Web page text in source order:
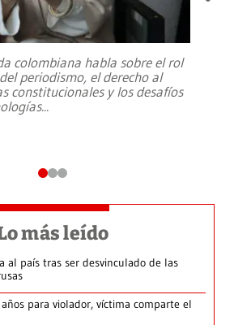
colombiana habla sobre el rol
periodismo, el derecho al
constitucionales y los desafíos
...
más leído
al país tras ser desvinculado de las
para violador, víctima comparte el